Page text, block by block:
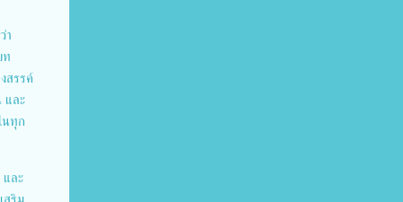
า
ท
สรรค์
และ
นทุก
และ
สริม